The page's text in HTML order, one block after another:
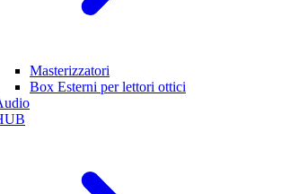
Masterizzatori
Box Esterni per lettori ottici